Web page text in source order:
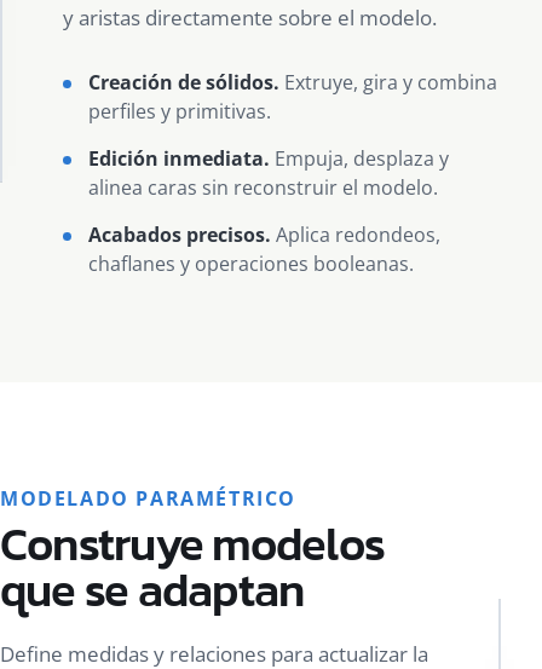
y aristas directamente sobre el modelo.
Creación de sólidos. Extruye, gira y combina
perfiles y primitivas.
Edición inmediata. Empuja, desplaza y
alinea caras sin reconstruir el modelo.
Acabados precisos. Aplica redondeos,
chaflanes y operaciones booleanas.
MODELADO PARAMÉTRICO
Construye modelos
que se adaptan
Define medidas y relaciones para actualizar la